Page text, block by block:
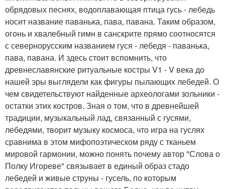
обрядовых песнях, водоплавающая птица гусь - лебедь
носит название паванька, пава, павана. Таким образом,
огонь и хвалебный гимн в санскрите прямо соотносятся
с севернорусским названием гуся - лебедя - паванька,
пава, павана. И здесь стоит вспомнить, что
древнеславянские ритуальные костры V1 - V века до
нашей эры выглядели как фигуры пылающих лебедей. О
чем свидетельствуют найденные археологами зольники -
остатки этих костров. Зная о том, что в древнейшей
традиции, музыкальный лад, связанный с гусями,
лебедями, творит музыку космоса, что игра на гуслях
сравнима в этом мифопоэтическом ряду с тканьем
мировой гармонии, можно понять почему автор "Слова о
Полку Игореве" связывает в единый образ стадо
лебедей и живые струны - гусель, по которым